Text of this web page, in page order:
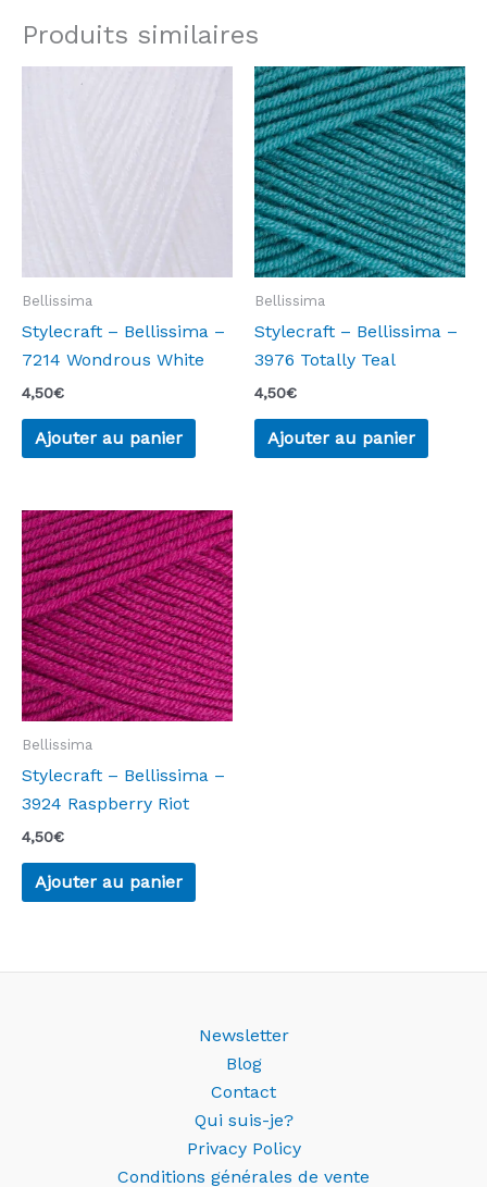
Produits similaires
Bellissima
Stylecraft – Bellissima –
7214 Wondrous White
4,50€
Ajouter au panier
Bellissima
Stylecraft – Bellissima –
3976 Totally Teal
4,50€
Ajouter au panier
Bellissima
Stylecraft – Bellissima –
3924 Raspberry Riot
4,50€
Ajouter au panier
Newsletter
Blog
Contact
Qui suis-je?
Privacy Policy
Conditions générales de vente